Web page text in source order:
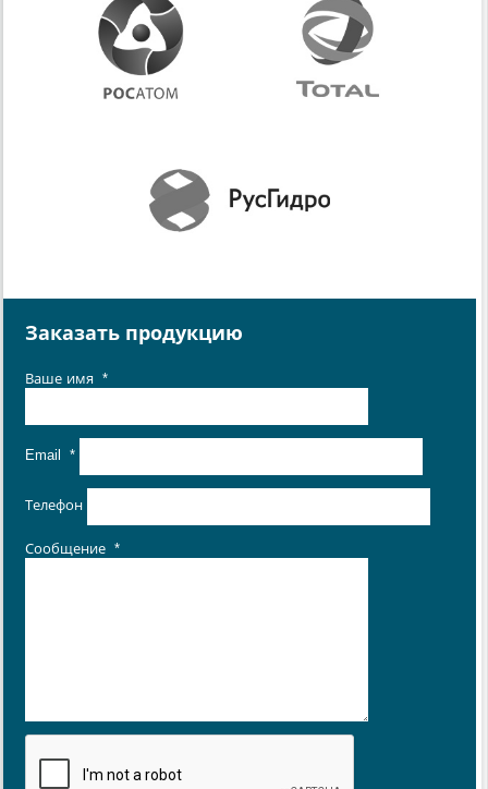
Заказать продукцию
Ваше имя *
Email *
Телефон
Сообщение *